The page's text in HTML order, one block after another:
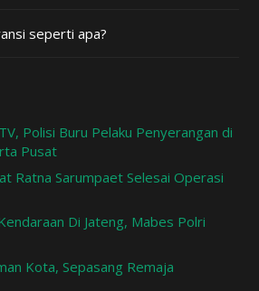
seperti apa?
Polisi Buru Pelaku Penyerangan di
Pusat
Ratna Sarumpaet Selesai Operasi
Di Jateng, Mabes Polri
Kota, Sepasang Remaja